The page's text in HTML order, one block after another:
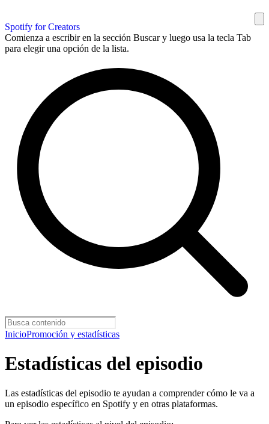
Spotify for Creators
Comienza a escribir en la sección Buscar y luego usa la tecla Tab
para elegir una opción de la lista.
InicioPromoción y estadísticas
Estadísticas del episodio
Las estadísticas del episodio te ayudan a comprender cómo le va a
un episodio específico en Spotify y en otras plataformas.